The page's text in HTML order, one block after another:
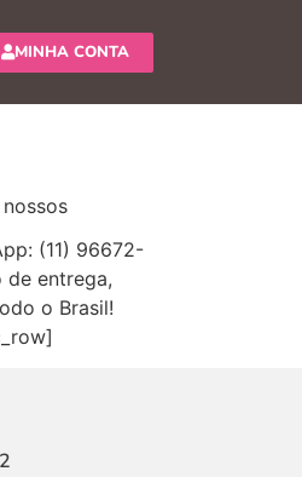
MINHA CONTA
(11) 96672-
de entrega,
o Brasil!